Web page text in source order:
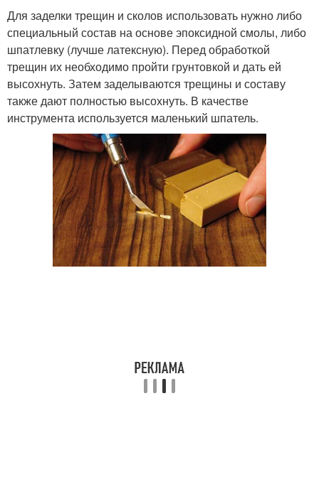
Для заделки трещин и сколов использовать нужно либо
специальный состав на основе эпоксидной смолы, либо
шпатлевку (лучше латексную). Перед обработкой
трещин их необходимо пройти грунтовкой и дать ей
высохнуть. Затем заделываются трещины и составу
также дают полностью высохнуть. В качестве
инструмента используется маленький шпатель.